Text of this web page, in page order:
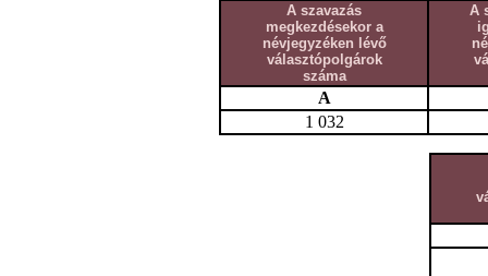
A szavazás
megkezdésekor a
névjegyzéken lévő
választópolgárok
száma
A
A
1 032